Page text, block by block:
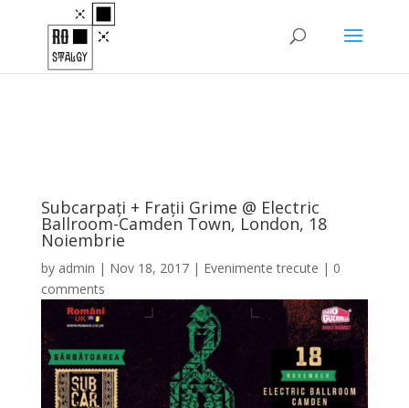
Subcarpați + Frații Grime @ Electric
Ballroom-Camden Town, London, 18
Noiembrie
by admin | Nov 18, 2017| Evenimente trecute | 0
comments